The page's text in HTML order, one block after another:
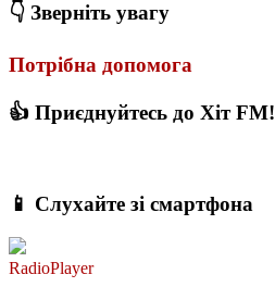
👇 Зверніть увагу
Потрібна допомога
👍 Приєднуйтесь до Хіт FM!
📱 Слухайте зі смартфона
RadioPlayer